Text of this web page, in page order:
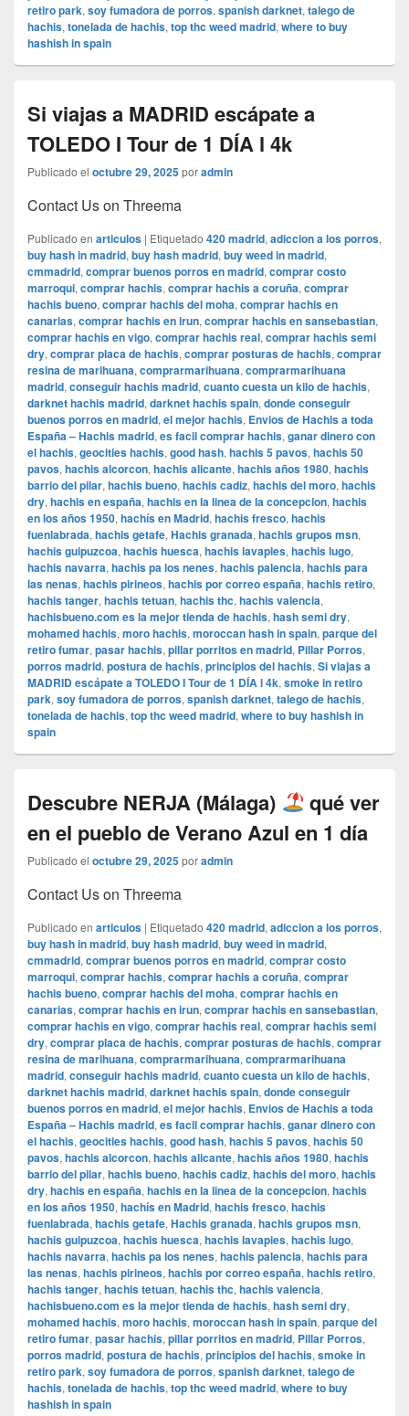
retiro park, soy fumadora de porros, spanish darknet, talego de
hachis, tonelada de hachis, top thc weed madrid, where to buy
hashish in spain
Si viajas a MADRID escápate a
TOLEDO I Tour de 1 DÍA l 4k
Publicado el octubre 29, 2025poradmin
Contact Us on Threema
Publicado en articulos | Etiquetado 420 madrid, adiccion a los porros,
buy hash in madrid, buy hash madrid, buy weed in madrid,
cmmadrid, comprar buenos porros en madrid, comprar costo
marroqui, comprar hachis, comprar hachis a coruña, comprar
hachis bueno, comprar hachis del moha, comprar hachis en
canarias, comprar hachis en irun, comprar hachis en sansebastian,
comprar hachis en vigo, comprar hachis real, comprar hachis semi
dry, comprar placa de hachis, comprar posturas de hachis, comprar
resina de marihuana, comprarmarihuana, comprarmarihuana
madrid, conseguir hachis madrid, cuanto cuesta un kilo de hachis,
darknet hachis madrid, darknet hachis spain, donde conseguir
buenos porros en madrid, el mejor hachis, Envios de Hachis a toda
España – Hachis madrid, es facil comprar hachis, ganar dinero con
el hachis, geocities hachis, good hash, hachis 5 pavos, hachis 50
pavos, hachis alcorcon, hachis alicante, hachis años 1980, hachis
barrio del pilar, hachis bueno, hachis cadiz, hachis del moro, hachis
dry, hachis en españa, hachis en la linea de la concepcion, hachis
en los años 1950, hachís en Madrid, hachis fresco, hachis
fuenlabrada, hachis getafe, Hachis granada, hachis grupos msn,
hachis guipuzcoa, hachis huesca, hachis lavapies, hachis lugo,
hachis navarra, hachis pa los nenes, hachis palencia, hachis para
las nenas, hachis pirineos, hachis por correo españa, hachis retiro,
hachis tanger, hachis tetuan, hachis thc, hachis valencia,
hachisbueno.com es la mejor tienda de hachis, hash semi dry,
mohamed hachis, moro hachis, moroccan hash in spain, parque del
retiro fumar, pasar hachis, pillar porritos en madrid, Pillar Porros,
porros madrid, postura de hachis, principios del hachis, Si viajas a
MADRID escápate a TOLEDO I Tour de 1 DÍA l 4k, smoke in retiro
park, soy fumadora de porros, spanish darknet, talego de hachis,
tonelada de hachis, top thc weed madrid, where to buy hashish in
spain
Descubre NERJA (Málaga)
qué ver
en el pueblo de Verano Azul en 1 día
Publicado el octubre 29, 2025poradmin
Contact Us on Threema
Publicado en articulos | Etiquetado 420 madrid, adiccion a los porros,
buy hash in madrid, buy hash madrid, buy weed in madrid,
cmmadrid, comprar buenos porros en madrid, comprar costo
marroqui, comprar hachis, comprar hachis a coruña, comprar
hachis bueno, comprar hachis del moha, comprar hachis en
canarias, comprar hachis en irun, comprar hachis en sansebastian,
comprar hachis en vigo, comprar hachis real, comprar hachis semi
dry, comprar placa de hachis, comprar posturas de hachis, comprar
resina de marihuana, comprarmarihuana, comprarmarihuana
madrid, conseguir hachis madrid, cuanto cuesta un kilo de hachis,
darknet hachis madrid, darknet hachis spain, donde conseguir
buenos porros en madrid, el mejor hachis, Envios de Hachis a toda
España – Hachis madrid, es facil comprar hachis, ganar dinero con
el hachis, geocities hachis, good hash, hachis 5 pavos, hachis 50
pavos, hachis alcorcon, hachis alicante, hachis años 1980, hachis
barrio del pilar, hachis bueno, hachis cadiz, hachis del moro, hachis
dry, hachis en españa, hachis en la linea de la concepcion, hachis
en los años 1950, hachís en Madrid, hachis fresco, hachis
fuenlabrada, hachis getafe, Hachis granada, hachis grupos msn,
hachis guipuzcoa, hachis huesca, hachis lavapies, hachis lugo,
hachis navarra, hachis pa los nenes, hachis palencia, hachis para
las nenas, hachis pirineos, hachis por correo españa, hachis retiro,
hachis tanger, hachis tetuan, hachis thc, hachis valencia,
hachisbueno.com es la mejor tienda de hachis, hash semi dry,
mohamed hachis, moro hachis, moroccan hash in spain, parque del
retiro fumar, pasar hachis, pillar porritos en madrid, Pillar Porros,
porros madrid, postura de hachis, principios del hachis, smoke in
retiro park, soy fumadora de porros, spanish darknet, talego de
hachis, tonelada de hachis, top thc weed madrid, where to buy
hashish in spain